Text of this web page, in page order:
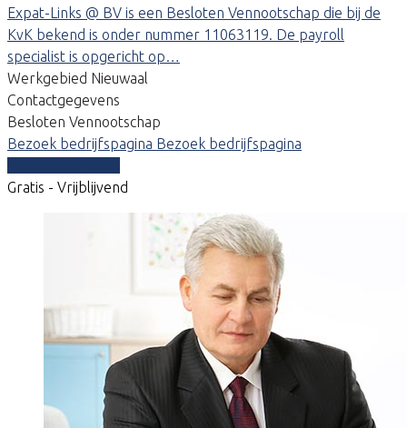
Expat-Links @ BV is een Besloten Vennootschap die bij de
KvK bekend is onder nummer 11063119. De payroll
specialist is opgericht op…
Werkgebied Nieuwaal
Contactgegevens
Besloten Vennootschap
Bezoek bedrijfspagina Bezoek bedrijfspagina
Gratis - Vrijblijvend